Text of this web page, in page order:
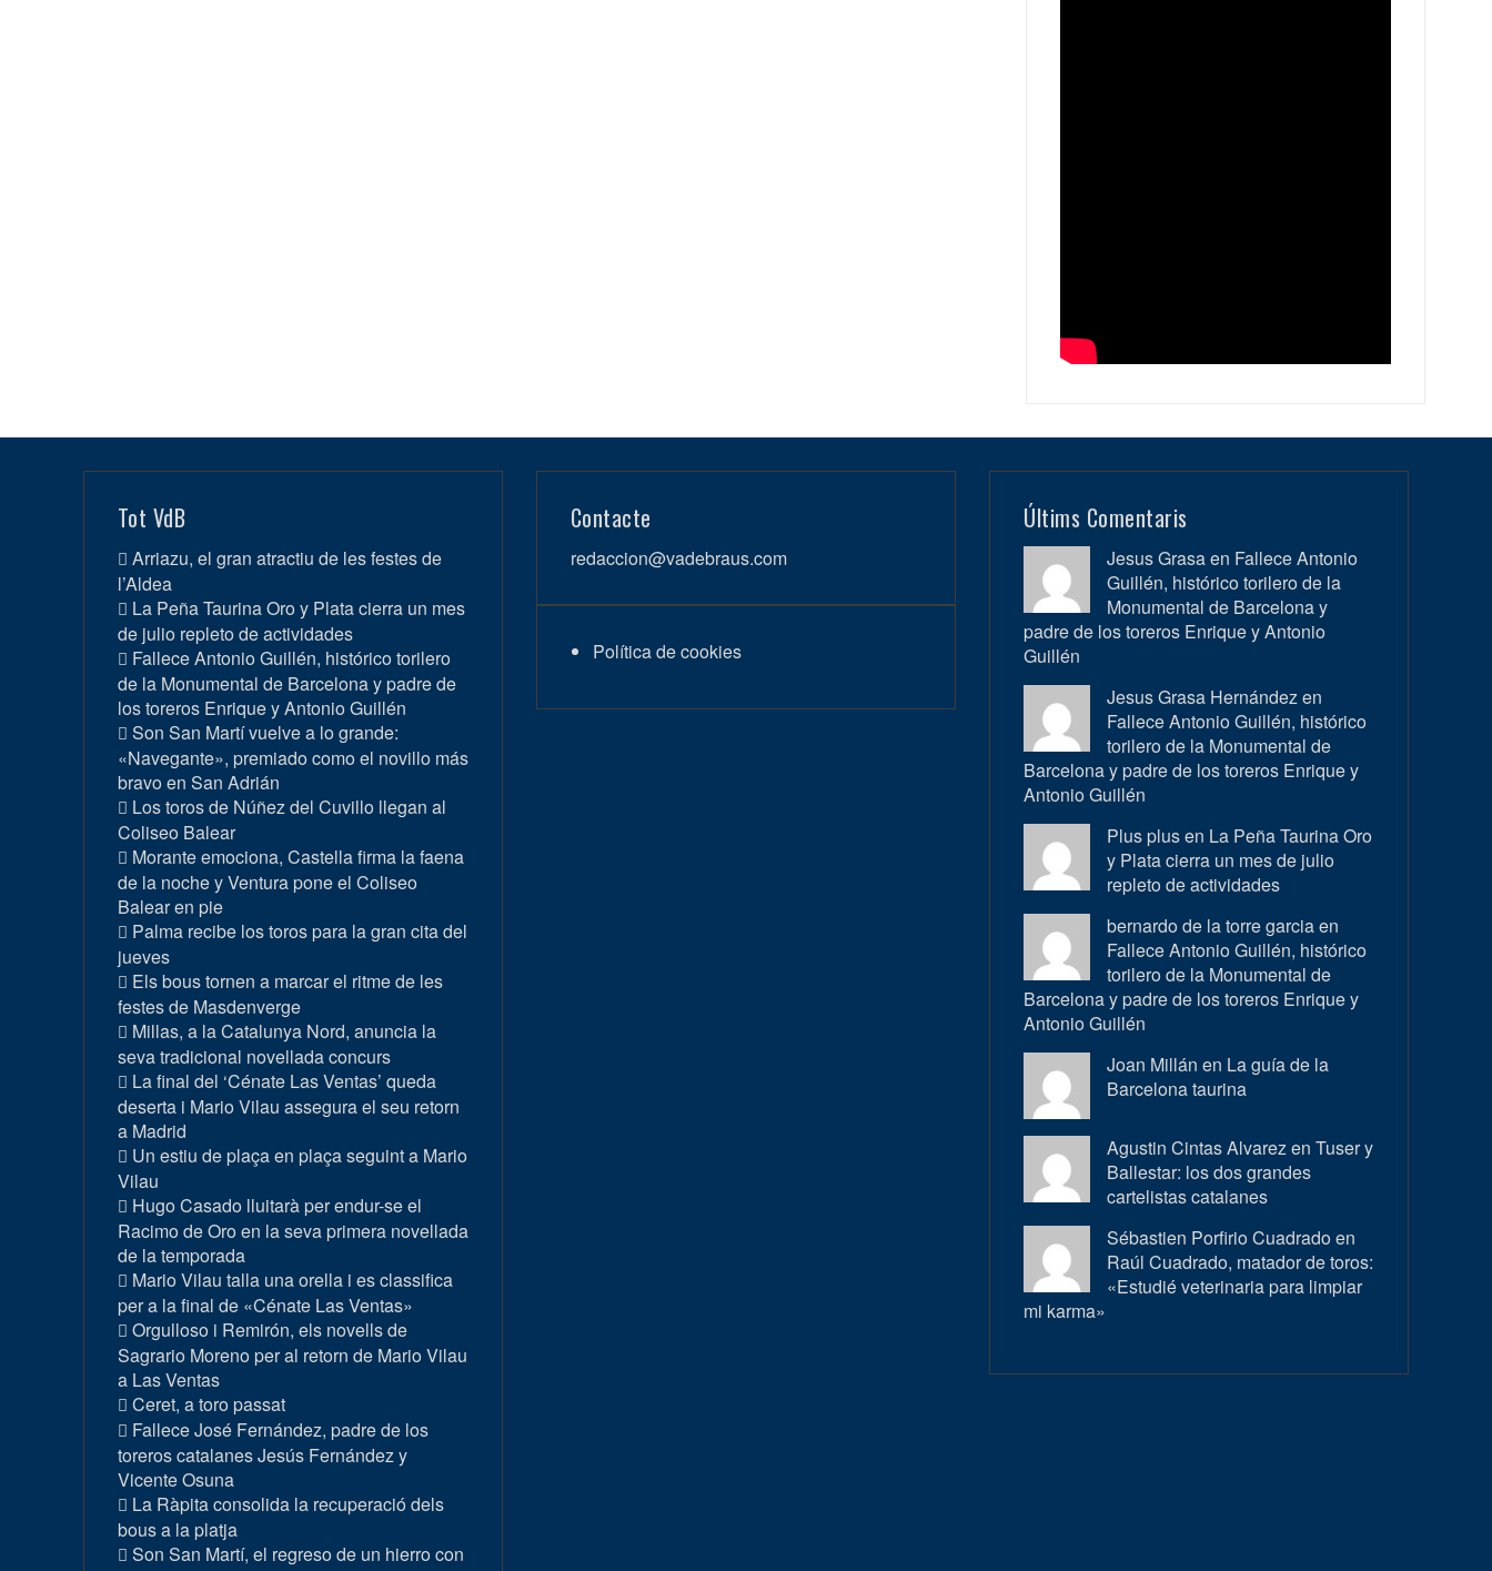
Tot VdB
Arriazu, el gran atractiu de les festes de
l’Aldea
La Peña Taurina Oro y Plata cierra un mes
de julio repleto de actividades
Fallece Antonio Guillén, histórico torilero
de la Monumental de Barcelona y padre de
los toreros Enrique y Antonio Guillén
Son San Martí vuelve a lo grande:
«Navegante», premiado como el novillo más
bravo en San Adrián
Los toros de Núñez del Cuvillo llegan al
Coliseo Balear
Morante emociona, Castella firma la faena
de la noche y Ventura pone el Coliseo
Balear en pie
Palma recibe los toros para la gran cita del
jueves
Els bous tornen a marcar el ritme de les
festes de Masdenverge
Millas, a la Catalunya Nord, anuncia la
seva tradicional novellada concurs
La final del ‘Cénate Las Ventas’ queda
deserta i Mario Vilau assegura el seu retorn
a Madrid
Un estiu de plaça en plaça seguint a Mario
Vilau
Hugo Casado lluitarà per endur-se el
Racimo de Oro en la seva primera novellada
de la temporada
Mario Vilau talla una orella i es classifica
per a la final de «Cénate Las Ventas»
Orgulloso i Remirón, els novells de
Sagrario Moreno per al retorn de Mario Vilau
a Las Ventas
Ceret, a toro passat
Fallece José Fernández, padre de los
toreros catalanes Jesús Fernández y
Vicente Osuna
La Ràpita consolida la recuperació dels
bous a la platja
Son San Martí, el regreso de un hierro con
Contacte
redaccion@vadebraus.com
Política de cookies
Últims Comentaris
Jesus Grasa en Fallece Antonio
Guillén, histórico torilero de la
Monumental de Barcelona y
padre de los toreros Enrique y Antonio
Guillén
Jesus Grasa Hernández en
Fallece Antonio Guillén, histórico
torilero de la Monumental de
Barcelona y padre de los toreros Enrique y
Antonio Guillén
Plus plus en La Peña Taurina Oro
y Plata cierra un mes de julio
repleto de actividades
bernardo de la torre garcia en
Fallece Antonio Guillén, histórico
torilero de la Monumental de
Barcelona y padre de los toreros Enrique y
Antonio Guillén
Joan Millán en La guía de la
Barcelona taurina
Agustin Cintas Alvarez enTuser y
Ballestar: los dos grandes
cartelistas catalanes
Sébastien Porfirio Cuadrado en
Raúl Cuadrado, matador de toros:
«Estudié veterinaria para limpiar
mi karma»